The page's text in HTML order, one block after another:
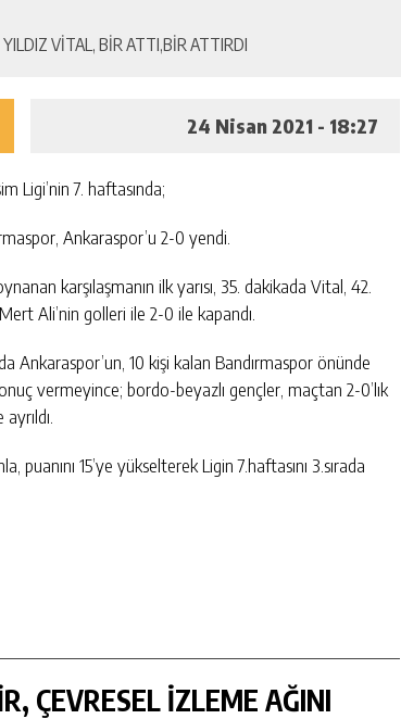
24 Nisan 2021 - 18:27
Ligi’nin 7. haftasında;
Ankaraspor’u 2-0 yendi.
karşılaşmanın ilk yarısı, 35. dakikada Vital, 42.
Ali’nin golleri ile 2-0 ile kapandı.
Ankaraspor’un, 10 kişi kalan Bandırmaspor önünde
vermeyince; bordo-beyazlı gençler, maçtan 2-0’lık
puanını 15’ye yükselterek Ligin 7.haftasını 3.sırada
ÇEVRESEL İZLEME AĞINI